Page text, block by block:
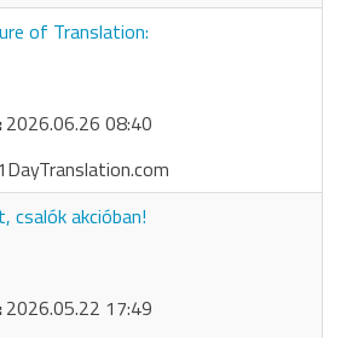
of Translation:
2026.06.26 08:40
csalók akcióban!
2026.05.22 17:49